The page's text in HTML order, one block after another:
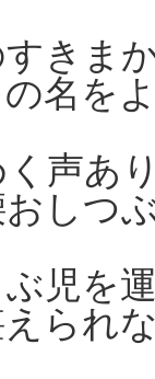
きま
名を
く声あ
しつ
児を
られ